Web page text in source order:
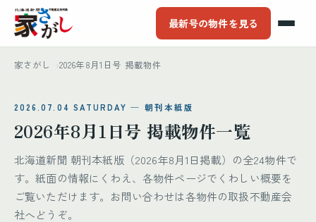
最新号の物件を見る
家さがし 2026年8月1日号 掲載物件
2026.07.04 SATURDAY ─ 朝刊本紙版
2026年8月1日号 掲載物件一覧
北海道新聞 朝刊本紙版（2026年8月1日掲載）の全24物件で
す。紙面の情報にくわえ、各物件ページでくわしい概要を
ご覧いただけます。お問い合わせは各物件の取扱不動産会
社へどうぞ。